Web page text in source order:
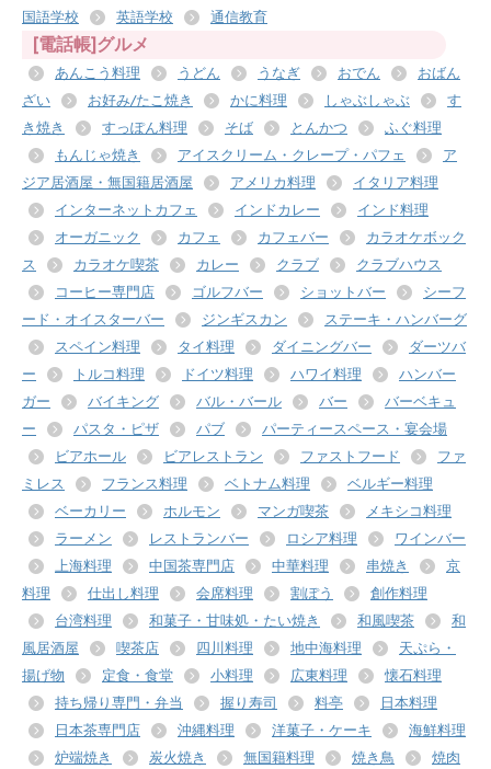
国語学校 英語学校 通信教育
[電話帳]グルメ
あんこう料理 うどん うなぎ おでん
おばん
ざい
お好み/たこ焼き かに料理 しゃぶしゃぶ
す
き焼き
すっぽん料理 そば とんかつ
ふぐ料理
もんじゃ焼き
アイスクリーム・クレープ・パフェ
ア
ジア居酒屋・無国籍居酒屋
アメリカ料理
イタリア料理
インターネットカフェ
インドカレー
インド料理
オーガニック
カフェ カフェバー
カラオケボック
ス
カラオケ喫茶 カレー クラブ
クラブハウス
コーヒー専門店
ゴルフバー ショットバー
シーフ
ード・オイスターバー
ジンギスカン
ステーキ・ハンバーグ
スペイン料理
タイ料理 ダイニングバー
ダーツバ
ー
トルコ料理 ドイツ料理 ハワイ料理
ハンバー
ガー
バイキング バル・バール バー
バーベキュ
ー
パスタ・ピザ パブ
パーティースペース・宴会場
ビアホール
ビアレストラン ファストフード
ファ
ミレス
フランス料理 ベトナム料理
ベルギー料理
ベーカリー
ホルモン マンガ喫茶
メキシコ料理
ラーメン
レストランバー ロシア料理
ワインバー
上海料理
中国茶専門店 中華料理 串焼き
京
料理
仕出し料理 会席料理 割ぽう
創作料理
台湾料理
和菓子・甘味処・たい焼き 和風喫茶
和
風居酒屋
喫茶店 四川料理 地中海料理
天ぷら・
揚げ物
定食・食堂 小料理 広東料理
懐石料理
持ち帰り専門・弁当
握り寿司 料亭
日本料理
日本茶専門店
沖縄料理 洋菓子・ケーキ
海鮮料理
炉端焼き
炭火焼き 無国籍料理 焼き鳥
焼肉